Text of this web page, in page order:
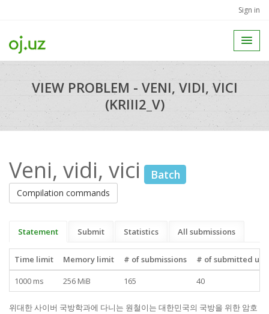
Sign in
VIEW PROBLEM - VENI, VIDI, VICI
(KRIII2_V)
Veni, vidi, vici Batch
Compilation commands
Statement Submit Statistics All submissions
Time limit Memory limit # of submissions
# of submitted
1000 ms
256 MiB 165 40
위대한 사이버 국방학과에 다니는 원철이는 대한민국의 국방을 위한 암호